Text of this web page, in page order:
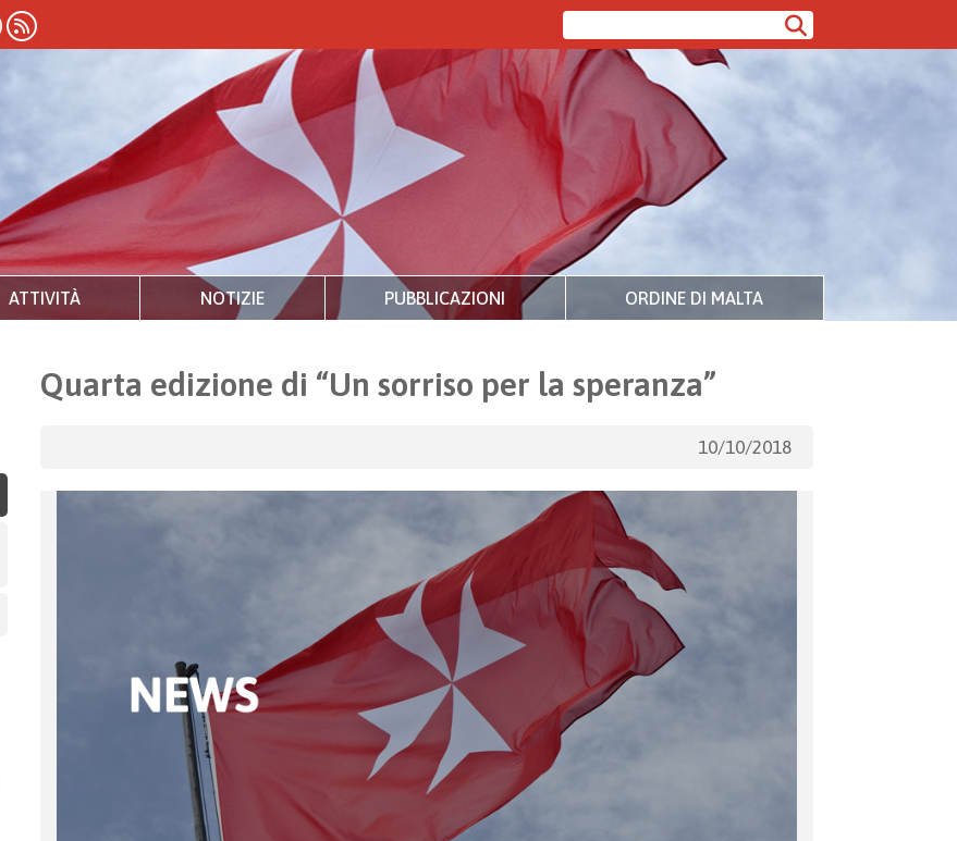
ATTIVITÀ NOTIZIE PUBBLICAZIONI ORDINE DI MALTA
Quarta edizione di “Un sorriso per la speranza”
10/10/2018